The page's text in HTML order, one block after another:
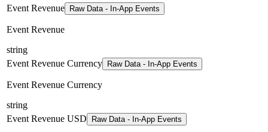
Event Revenue
Raw Data - In-App Events
Event Revenue
string
Event Revenue Currency
Raw Data - In-App Events
Event Revenue Currency
string
Event Revenue USD
Raw Data - In-App Events